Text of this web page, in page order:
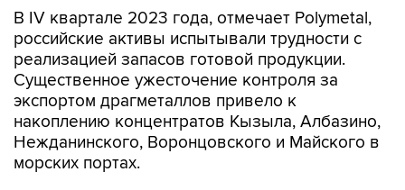
В IV квартале 2023 года, отмечает Polymetal,
российские активы испытывали трудности с
реализацией запасов готовой продукции.
Существенное ужесточение контроля за
экспортом драгметаллов привело к
накоплению концентратов Кызыла, Албазино,
Нежданинского, Воронцовского и Майского в
морских портах.